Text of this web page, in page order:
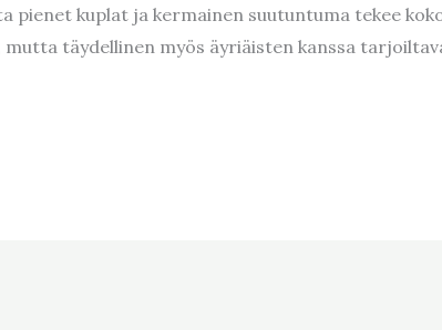
pienet kuplat ja kermainen suutuntuma tekee
täydellinen myös äyriäisten kanssa